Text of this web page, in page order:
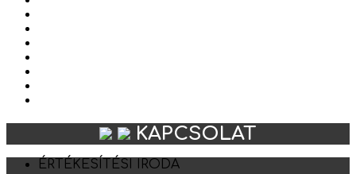
KAPCSOLAT
ÉRTÉKESÍTÉSI IRODA